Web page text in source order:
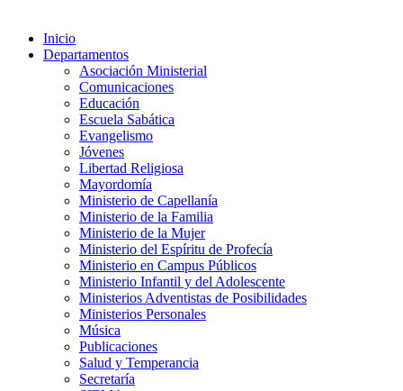
Inicio
Departamentos
Asociación Ministerial
Comunicaciones
Educación
Escuela Sabática
Evangelismo
Jóvenes
Libertad Religiosa
Mayordomía
Ministerio de Capellanía
Ministerio de la Familia
Ministerio de la Mujer
Ministerio del Espíritu de Profecía
Ministerio en Campus Públicos
Ministerio Infantil y del Adolescente
Ministerios Adventistas de Posibilidades
Ministerios Personales
Música
Publicaciones
Salud y Temperancia
Secretaría